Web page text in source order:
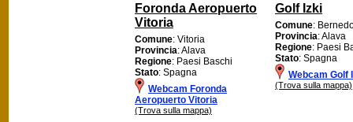
Foronda Aeropuerto
Vitoria
Comune: Vitoria
Provincia: Alava
Regione: Paesi Baschi
Stato: Spagna
Webcam Foronda
Aeropuerto Vitoria
(Trova sulla mappa)
Golf Izki
Comune:
Provincia: Alava
Regione: Paesi
Stato: Spagna
Webcam Golf
(Trova sulla mappa)